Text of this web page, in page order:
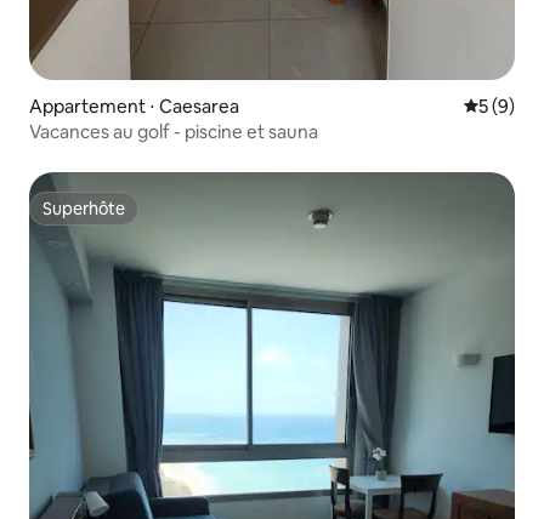
Appartement ⋅ Caesarea
5 (9)
Vacances au golf - piscine et sauna
Superhôte
Superhôte